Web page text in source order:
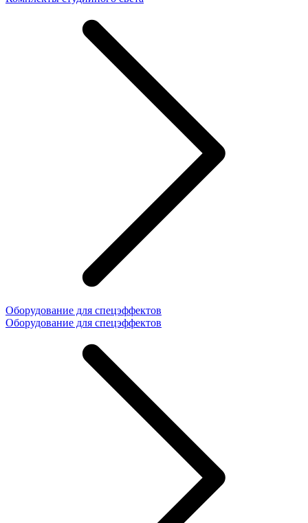
Оборудование для спецэффектов
Оборудование для спецэффектов